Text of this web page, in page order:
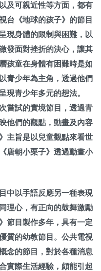
及可親近性等方面，都有
台《地球的孩子》的節目
現身體的限制與困難，以
發面對挫折的決心，讓其
孩童在身體有困難時是如
青少年為主角，透過他們
現青少年多元的想法。
嘗試的實境節目，透過青
他們的觀點，動畫及內容
主旨是以兒童觀點來看世
唐朝小栗子》透過動畫小
以手語反應另一種表現
理心，有正向的鼓舞激勵
節目製作多年，具有一定
質的幼教節目。公共電視
念的節目，對於各種消息
實際生活經驗，頗能引起